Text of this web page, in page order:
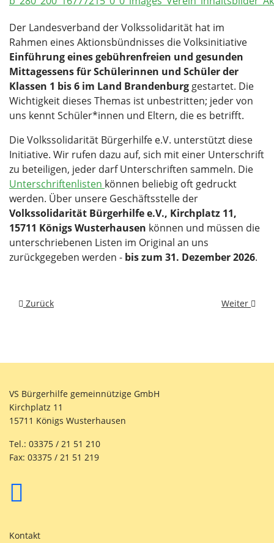
Der Landesverband der Volkssolidarität hat im
Rahmen eines Aktionsbündnisses die Volksinitiative
Einführung eines gebührenfreien und gesunden
Mittagessens für Schülerinnen und Schüler der
Klassen 1 bis 6 im Land Brandenburg gestartet. Die
Wichtigkeit dieses Themas ist unbestritten; jeder von
uns kennt Schüler*innen und Eltern, die es betrifft.
Die Volkssolidarität Bürgerhilfe e.V. unterstützt diese
Initiative. Wir rufen dazu auf, sich mit einer Unterschrift
zu beteiligen, jeder darf Unterschriften sammeln. Die
Unterschriftenlisten können beliebig oft gedruckt
werden. Über unsere Geschäftsstelle der
Volkssolidarität Bürgerhilfe e.V., Kirchplatz 11,
15711 Königs Wusterhausen können und müssen die
unterschriebenen Listen im Original an uns
zurückgegeben werden - bis zum 31. Dezember 2026.
Vorheriger Beitrag: Ein lieber Ostergruß
Zurück Nächster
Weiter
VS Bürgerhilfe gemeinnützige GmbH
Kirchplatz 11
15711 Königs Wusterhausen
Tel.: 03375 / 21 51 210
Fax: 03375 / 21 51 219
Kontakt